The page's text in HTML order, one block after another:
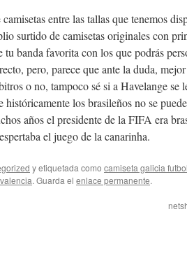
entre las tallas que tenemos
surtido de camisetas originales con
tu banda favorita con los que podrás
pero, parece que ante la duda,
o no, tampoco sé si a Havelange se
históricamente los brasileños no se
años el presidente de la FIFA era
el juego de la canarinha.
y etiquetada como camiseta galicia
. Guarda el enlace permanente.